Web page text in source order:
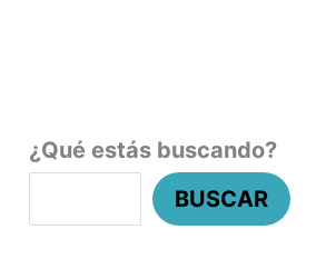
¿Qué estás buscando?
BUSCAR